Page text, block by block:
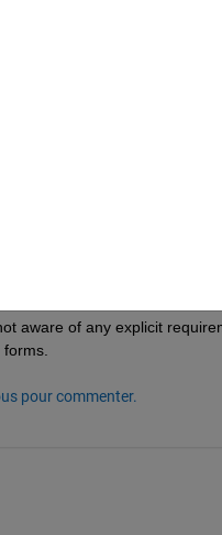
((z-
i))
aware of any explicit
pour commenter.